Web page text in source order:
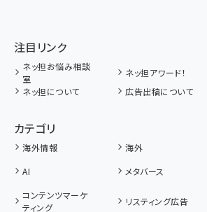
注目リンク
ネッ担お悩み相談
室
ネッ担アワード！
ネッ担について
広告出稿について
カテゴリ
海外情報 海外
AI
メタバース
コンテンツマーケ
ティング
リスティング広告